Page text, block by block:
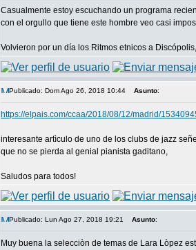
Casualmente estoy escuchando un programa
con el orgullo que tiene este hombre veo casi
Volvieron por un día los Ritmos etnicos a
Publicado: Dom Ago 26, 2018 10:44 Asunto:
https://elpais.com/ccaa/2018/08/12/madrid/
interesante artìculo de uno de los clubs de jazz
que no se pierda al genial pianista gaditano,
Saludos para todos!
Publicado: Lun Ago 27, 2018 19:21 Asunto:
Muy buena la selecciòn de temas de Lara Lòpez